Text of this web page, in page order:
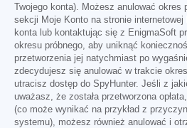
Twojego konta). Możesz anulować okres
sekcji Moje Konto na stronie
konta lub kontaktując się z EnigmaSoft
okresu próbnego, aby uniknąć
przetworzenia jej natychmiast po
zdecydujesz się anulować w trakcie
utracisz dostęp do SpyHunter. Jeśli z
uważasz, że została przetworzona
(co może wynikać na przykład z
systemu), możesz również anulować i